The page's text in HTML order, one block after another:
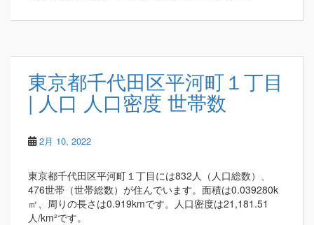
東京都千代田区平河町１丁目
| 人口 人口密度 世帯数
2月 10, 2022
東京都千代田区平河町１丁目には832人（人口総数）、
476世帯（世帯総数）が住んでいます。面積は0.039280k
㎡、周りの長さは0.919kmです。人口密度は21,181.51
人/km²です。